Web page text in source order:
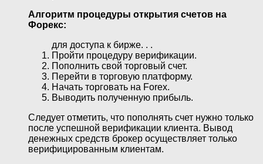
Алгоритм процедуры открытия счетов на
Форекс:
для доступа к бирже. . .
Пройти процедуру верификации.
Пополнить свой торговый счет.
Перейти в торговую платформу.
Начать торговать на Forex.
Выводить полученную прибыль.
Следует отметить, что пополнять счет нужно только
после успешной верификации клиента. Вывод
денежных средств брокер осуществляет только
верифицированным клиентам.